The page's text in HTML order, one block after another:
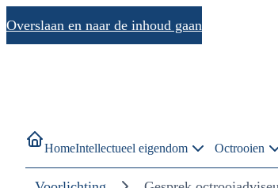
Overslaan en naar de inhoud gaan
HomeIntellectueel eigendom Octrooien